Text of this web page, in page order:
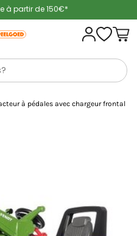
à partir de 150€*
rapide
à pédales avec chargeur frontal